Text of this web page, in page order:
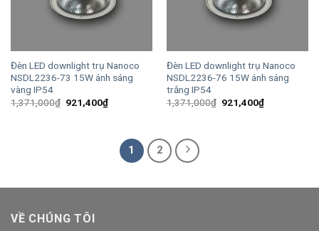
Đèn LED downlight trụ Nanoco
NSDL2236-73 15W ánh sáng
vàng IP54
1,371,000₫ Giá
921,400₫Giá
hiện
921,400₫.
Đèn LED downlight trụ Nanoco
NSDL2236-76 15W ánh sáng
trắng IP54
1,371,000₫ Giá
921,400₫Giá
hiện
1 2
VỀ CHÚNG TÔI